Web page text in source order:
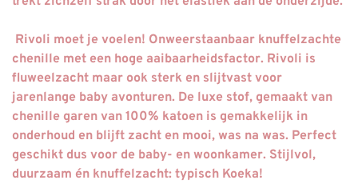
Rivoli moet je voelen! Onweerstaanbaar knuffelzachte
chenille met een hoge aaibaarheidsfactor. Rivoli is
fluweelzacht maar ook sterk en slijtvast voor
jarenlange baby avonturen. De luxe stof, gemaakt van
chenille garen van 100% katoen is gemakkelijk in
onderhoud en blijft zacht en mooi, was na was. Perfect
geschikt dus voor de baby- en woonkamer. Stijlvol,
duurzaam én knuffelzacht: typisch Koeka!